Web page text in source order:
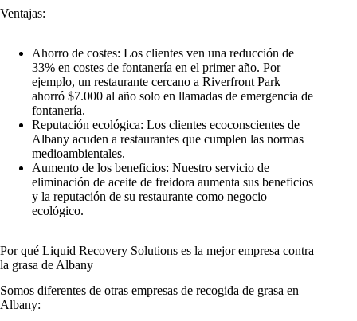
Ventajas:
Ahorro de costes: Los clientes ven una reducción de
33% en costes de fontanería en el primer año. Por
ejemplo, un restaurante cercano a Riverfront Park
ahorró $7.000 al año solo en llamadas de emergencia de
fontanería.
Reputación ecológica: Los clientes ecoconscientes de
Albany acuden a restaurantes que cumplen las normas
medioambientales.
Aumento de los beneficios: Nuestro servicio de
eliminación de aceite de freidora aumenta sus beneficios
y la reputación de su restaurante como negocio
ecológico.
Por qué Liquid Recovery Solutions es la mejor empresa contra
la grasa de Albany
Somos diferentes de otras empresas de recogida de grasa en
Albany: